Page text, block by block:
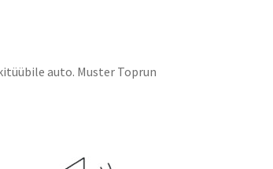
auto. Muster Toprun